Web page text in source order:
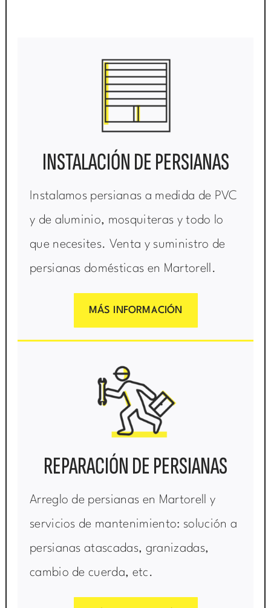
INSTALACIÓN DE PERSIANAS
Instalamos persianas a medida de PVC
y de aluminio, mosquiteras y todo lo
que necesites. Venta y suministro de
persianas domésticas en Martorell.
MÁS INFORMACIÓN
REPARACIÓN DE PERSIANAS
Arreglo de persianas en Martorell y
servicios de mantenimiento: solución a
persianas atascadas, granizadas,
cambio de cuerda, etc.